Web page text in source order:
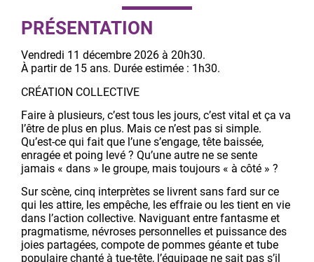
PRÉSENTATION
Vendredi 11 décembre 2026 à 20h30.
À partir de 15 ans. Durée estimée : 1h30.
CRÉATION COLLECTIVE
Faire à plusieurs, c’est tous les jours, c’est vital et ça va
l’être de plus en plus. Mais ce n’est pas si simple.
Qu’est-ce qui fait que l’une s’engage, tête baissée,
enragée et poing levé ? Qu’une autre ne se sente
jamais « dans » le groupe, mais toujours « à côté » ?
Sur scène, cinq interprètes se livrent sans fard sur ce
qui les attire, les empêche, les effraie ou les tient en vie
dans l’action collective. Naviguant entre fantasme et
pragmatisme, névroses personnelles et puissance des
joies partagées, compote de pommes géante et tube
populaire chanté à tue-tête, l’équipage ne sait pas s’il